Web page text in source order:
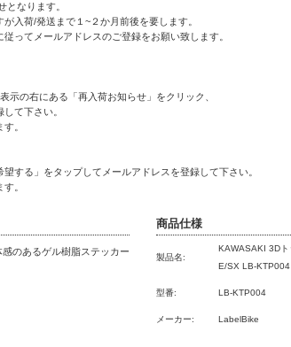
となります。
入荷/発送まで１~２か月前後を要します。
ってメールアドレスのご登録をお願い致します。
示の右にある「再入荷お知らせ」をクリック、
て下さい。
。
する」をタップしてメールアドレスを登録して下さい。
。
感のあるゲル樹脂ステッカー
商品仕様
製品名:
KAWASAKI 3Dト
E/SX LB-KTP004
型番: LB-KTP004
メーカー: LabelBike